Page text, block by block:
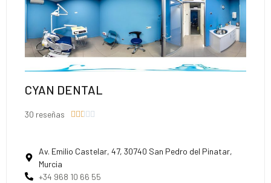
CYAN DENTAL
30 reseñas 
Av. Emilio Castelar, 47, 30740 San Pedro del Pinatar,
Murcia
+34 968 10 66 55